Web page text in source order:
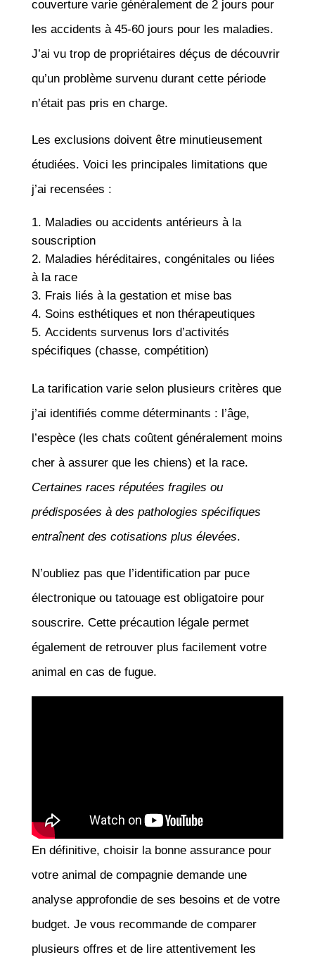
couverture varie généralement de 2 jours pour
les accidents à 45-60 jours pour les maladies.
J’ai vu trop de propriétaires déçus de découvrir
qu’un problème survenu durant cette période
n’était pas pris en charge.
Les exclusions doivent être minutieusement
étudiées. Voici les principales limitations que
j’ai recensées :
Maladies ou accidents antérieurs à la
souscription
Maladies héréditaires, congénitales ou liées
à la race
Frais liés à la gestation et mise bas
Soins esthétiques et non thérapeutiques
Accidents survenus lors d’activités
spécifiques (chasse, compétition)
La tarification varie selon plusieurs critères que
j’ai identifiés comme déterminants : l’âge,
l’espèce (les chats coûtent généralement moins
cher à assurer que les chiens) et la race.
Certaines races réputées fragiles ou
prédisposées à des pathologies spécifiques
entraînent des cotisations plus élevées.
N’oubliez pas que l’identification par puce
électronique ou tatouage est obligatoire pour
souscrire. Cette précaution légale permet
également de retrouver plus facilement votre
animal en cas de fugue.
En définitive, choisir la bonne assurance pour
votre animal de compagnie demande une
analyse approfondie de ses besoins et de votre
budget. Je vous recommande de comparer
plusieurs offres et de lire attentivement les